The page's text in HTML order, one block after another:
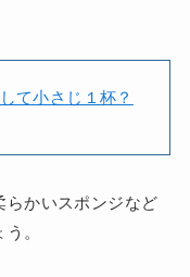
て小さじ１杯？
らかいスポンジなど
。